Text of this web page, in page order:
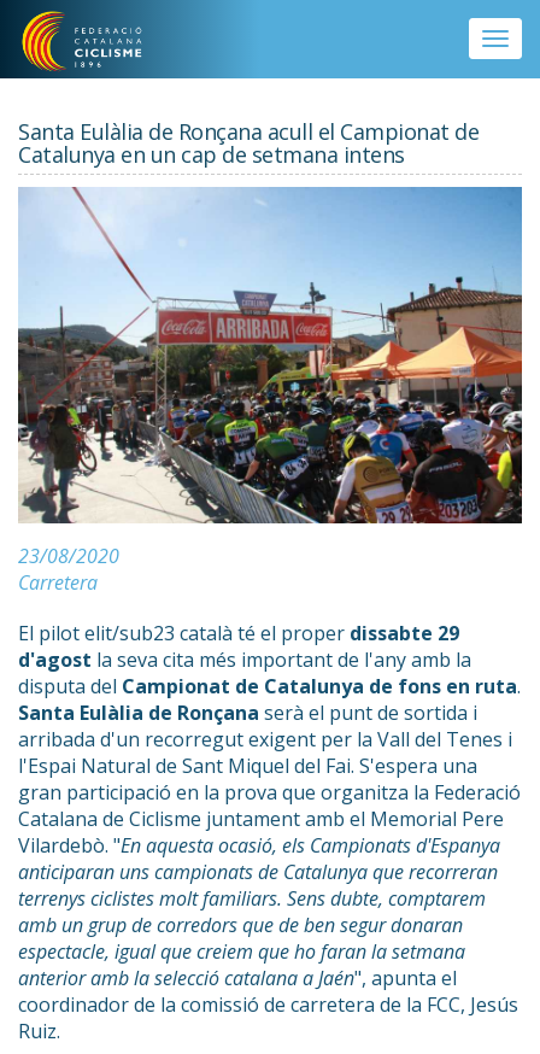
Vés al contingut
Toggle
Santa Eulàlia de Ronçana acull el Campionat de
Catalunya en un cap de setmana intens
23/08/2020
Carretera
El pilot elit/sub23 català té el proper dissabte 29
d'agost la seva cita més important de l'any amb la
disputa del Campionat de Catalunya de fons en ruta.
Santa Eulàlia de Ronçana serà el punt de sortida i
arribada d'un recorregut exigent per la Vall del Tenes i
l'Espai Natural de Sant Miquel del Fai. S'espera una
gran participació en la prova que organitza la Federació
Catalana de Ciclisme juntament amb el Memorial Pere
Vilardebò. "En aquesta ocasió, els Campionats d'Espanya
anticiparan uns campionats de Catalunya que recorreran
terrenys ciclistes molt familiars. Sens dubte, comptarem
amb un grup de corredors que de ben segur donaran
espectacle, igual que creiem que ho faran la setmana
anterior amb la selecció catalana a Jaén", apunta el
coordinador de la comissió de carretera de la FCC, Jesús
Ruiz.